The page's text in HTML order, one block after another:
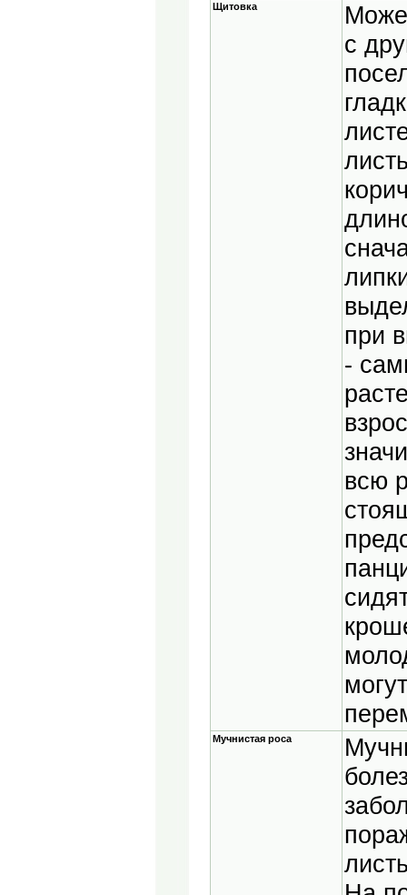
Щитовка
с
при
-
всю
Мучнистая роса